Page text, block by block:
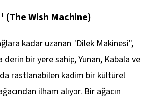
Wish Machine)
kadar uzanan "Dilek Makinesi",
derin bir yere sahip, Yunan, Kabala ve
rastlanabilen kadim bir kültürel
ilham alıyor. Bir ağacın